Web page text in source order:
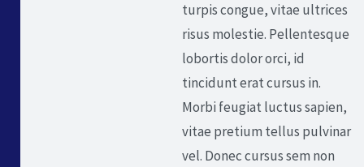
turpis congue, vitae ultrices
risus molestie. Pellentesque
lobortis dolor orci, id
tincidunt erat cursus in.
Morbi feugiat luctus sapien,
vitae pretium tellus pulvinar
vel. Donec cursus sem non